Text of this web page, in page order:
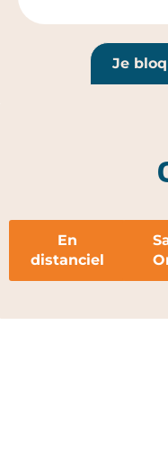
Je
En
distanciel